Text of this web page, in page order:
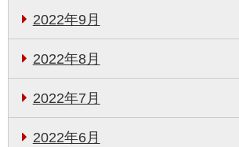
2022年9月
2022年8月
2022年7月
2022年6月